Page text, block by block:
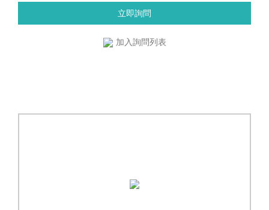
立即詢問
加入詢問列表